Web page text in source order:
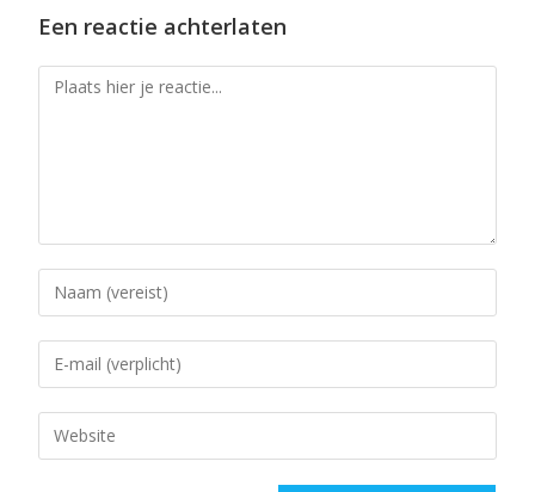
Een reactie achterlaten